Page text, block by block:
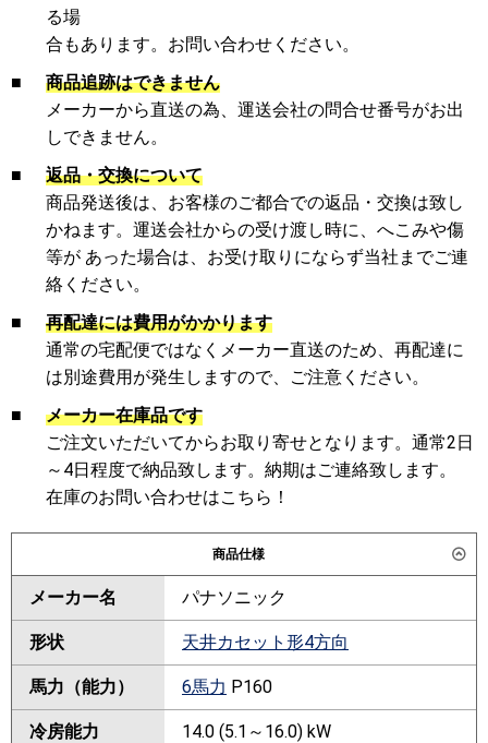
る場
合もあります。お問い合わせください。
■
商品追跡はできません
メーカーから直送の為、運送会社の問合せ番号がお出
しできません。
■
返品・交換について
商品発送後は、お客様のご都合での返品・交換は致し
かねます。運送会社からの受け渡し時に、へこみや傷
等が あった場合は、お受け取りにならず当社までご連
絡ください。
■
再配達には費用がかかります
通常の宅配便ではなくメーカー直送のため、再配達に
は別途費用が発生しますので、ご注意ください。
■
メーカー在庫品です
ご注文いただいてからお取り寄せとなります。通常2日
～4日程度で納品致します。納期はご連絡致します。
在庫のお問い合わせはこちら！
商品仕様
メーカー名 パナソニック
形状 天井カセット形4方向
馬力（能力） 6馬力 P160
冷房能力 14.0 (5.1～16.0) kW